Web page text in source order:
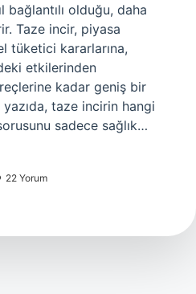
olduğu, daha
Taze incir, piyasa
tüketici kararlarına,
etkilerinden
kadar geniş bir
taze incirin hangi
sadece sağlık…
22 Yorum